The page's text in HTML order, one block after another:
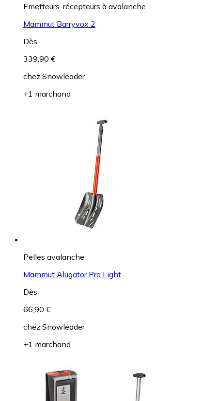
Emetteurs-récepteurs à avalanche
Mammut Barryvox 2
Dès
339,90 €
chez Snowleader
+1 marchand
Pelles avalanche
Mammut Alugator Pro Light
Dès
66,90 €
chez Snowleader
+1 marchand